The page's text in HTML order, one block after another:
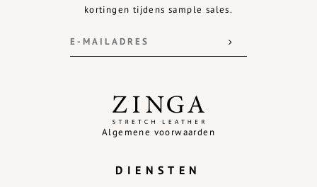
Algemene voorwaarden
DIENSTEN
kortingen tijdens sample sales.